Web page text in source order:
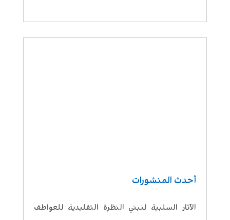
أحدث المنشورات
الآثار السلبية لتبني النظرة التقليدية للعواطف